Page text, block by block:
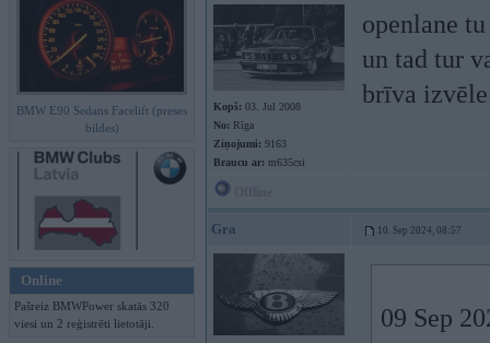
BMW E90 Sedans Facelift (preses
bildes)
Online
Pašreiz BMWPower skatās 320
viesi un 2 reģistrēti lietotāji.
Kopš: 03. Jul 2008
No: Rīga
Ziņojumi: 9163
Braucu ar: m635csi
openlane
un tad tur
brīva
Gra 10. Sep 2024, 08:57
09 Sep